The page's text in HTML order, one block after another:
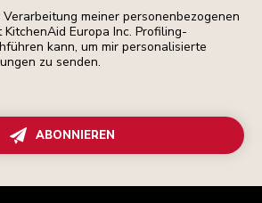
meiner personenbezogenen
Europa Inc. Profiling-
kann, um mir personalisierte
zu senden.
ABONNIEREN